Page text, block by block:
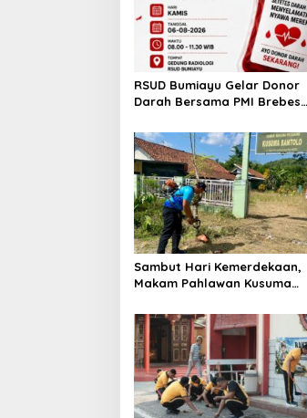
RSUD Bumiayu Gelar Donor
Darah Bersama PMI Brebes
Indonesia
Sambut Hari Kemerdekaan,
Makam Pahlawan Kusuma
Dibersihkan